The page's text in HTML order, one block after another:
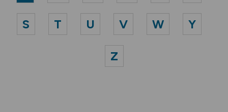
S T U V W Y
Z